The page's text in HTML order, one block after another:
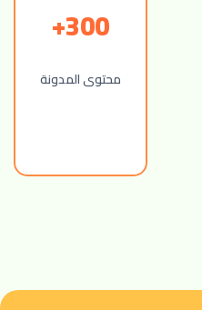
300+
محتوى المدونة